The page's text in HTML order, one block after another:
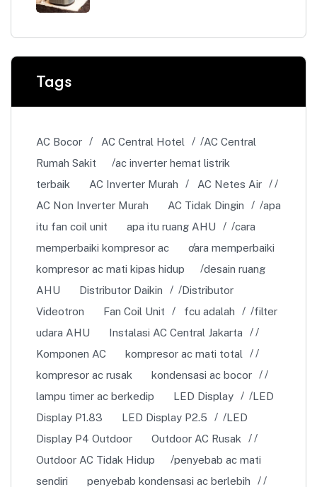
Tags
AC Bocor AC Central Hotel
AC Central
Rumah Sakit
ac inverter hemat listrik
terbaik
AC Inverter Murah
AC Netes Air
AC Non Inverter Murah
AC Tidak Dingin
apa
itu fan coil unit
apa itu ruang AHU
cara
memperbaiki kompresor ac
cara memperbaiki
kompresor ac mati kipas hidup
desain ruang
AHU
Distributor Daikin
Distributor
Videotron
Fan Coil Unit fcu adalah
filter
udara AHU
Instalasi AC Central Jakarta
Komponen AC
kompresor ac mati total
kompresor ac rusak
kondensasi ac bocor
lampu timer ac berkedip
LED Display
LED
Display P1.83
LED Display P2.5
LED
Display P4 Outdoor
Outdoor AC Rusak
Outdoor AC Tidak Hidup
penyebab ac mati
sendiri
penyebab kondensasi ac berlebih